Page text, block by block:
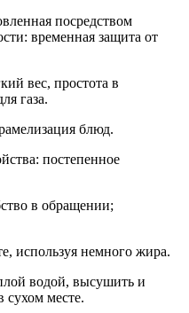
посредством
временная защита от
вес, простота в
газа.
блюд.
постепенное
в обращении;
используя немного жира.
водой, высушить и
сухом месте.